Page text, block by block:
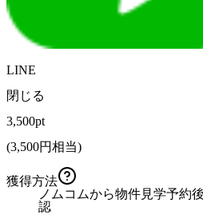
LINE
閉じる
3,500pt
(3,500円相当)
獲得方法
ノムコムから物件見学予約
認